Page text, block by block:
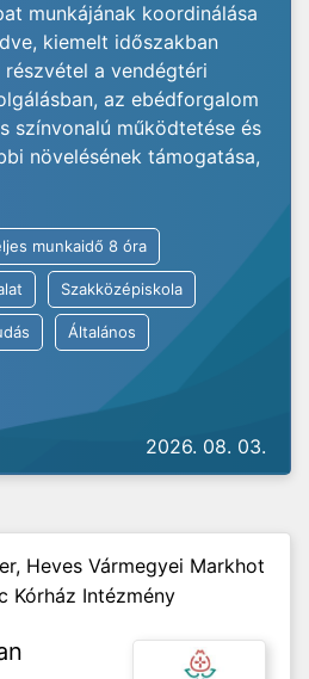
munkájának koordinálása
kiemelt időszakban
a vendégtéri
az ebédforgalom
színvonalú működtetése és
növelésének támogatása,
munkaidő 8 óra
Szakközépiskola
Általános
2026. 08. 03.
Heves Vármegyei Markhot
Kórház Intézmény